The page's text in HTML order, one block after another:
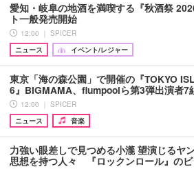
愛知・岐阜の地酒を満喫する『秋酒祭
ト一般発売開始
12:00 ｜ SPICER
ニュース
イベント/レジャー
東京「海の森公園」で開催の『TOKYO
6』BIGMAMA、flumpoolら第3弾出演者
12:00 ｜ SPICER
ニュース
音楽
力強い眼差しで見つめる小瀧 望演じるヤ
思想を持つ人々 『ロックンロール』の